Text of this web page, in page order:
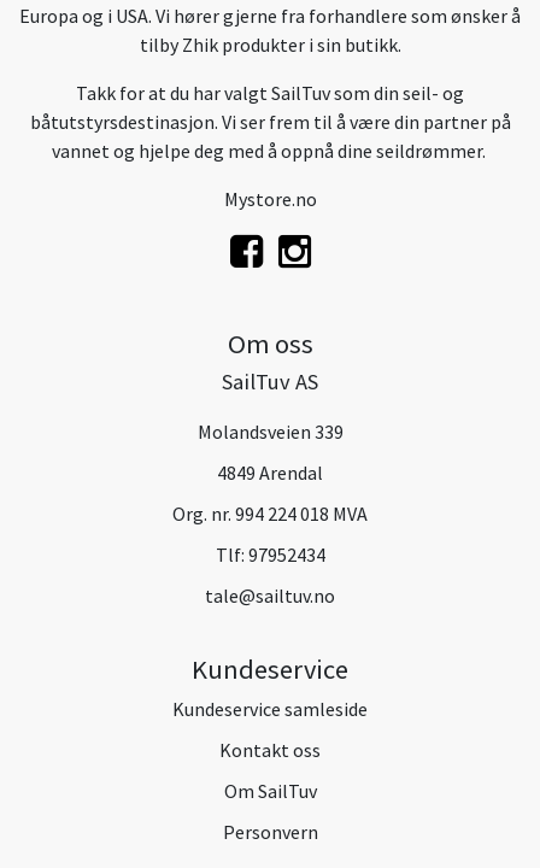
Europa og i USA. Vi hører gjerne fra forhandlere som ønsker å
tilby Zhik produkter i sin butikk.
Takk for at du har valgt SailTuv som din seil- og
båtutstyrsdestinasjon. Vi ser frem til å være din partner på
vannet og hjelpe deg med å oppnå dine seildrømmer.
Mystore.no
Om oss
SailTuv AS
Molandsveien 339
4849 Arendal
Org. nr. 994 224 018 MVA
Tlf: 97952434
tale@sailtuv.no
Kundeservice
Kundeservice samleside
Kontakt oss
Om SailTuv
Personvern